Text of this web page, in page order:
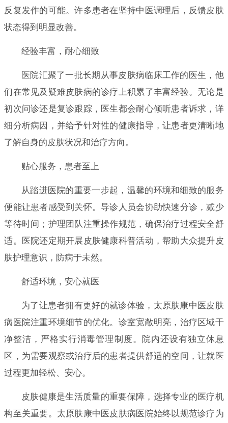
反复发作的可能。许多患者在坚持中医调理后，反馈皮肤
状态得到明显改善。
经验丰富，耐心细致
医院汇聚了一批长期从事皮肤病临床工作的医生，他
们在常见及疑难皮肤病的诊疗上积累了丰富经验。无论是
初次问诊还是复诊跟踪，医生都会耐心倾听患者诉求，详
细分析病因，并给予针对性的健康指导，让患者更清晰地
了解自身的皮肤状况和治疗方向。
贴心服务，患者至上
从踏进医院的重要一步起，温馨的环境和细致的服务
便能让患者感受到关怀。导诊人员会协助快速分诊，减少
等待时间；护理团队注重操作规范，确保治疗过程安全舒
适。医院还定期开展皮肤健康科普活动，帮助大众提升皮
肤护理意识，防病于未然。
舒适环境，安心就医
为了让患者拥有更好的就诊体验，太原肤康中医皮肤
病医院注重环境细节的优化。诊室宽敞明亮，治疗区域干
净整洁，严格实行消毒管理制度。院内还设有独立休息
区，为需要观察或治疗后的患者提供舒适的空间，让就医
过程更加轻松、安心。
皮肤健康是生活质量的重要保障，选择专业的医疗机
构至关重要。太原肤康中医皮肤病医院始终以规范诊疗为